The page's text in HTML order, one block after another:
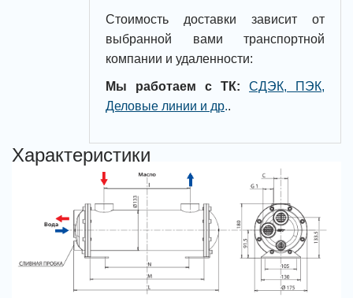
Стоимость доставки зависит от
выбранной вами транспортной
компании и удаленности:
Мы работаем с ТК:
СДЭК, ПЭК,
Деловые линии и др..
Характеристики